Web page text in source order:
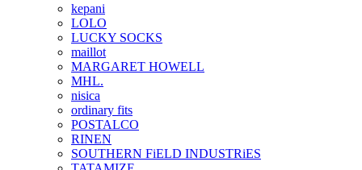
kepani
LOLO
LUCKY SOCKS
maillot
MARGARET HOWELL
MHL.
nisica
ordinary fits
POSTALCO
RINEN
SOUTHERN FiELD INDUSTRiES